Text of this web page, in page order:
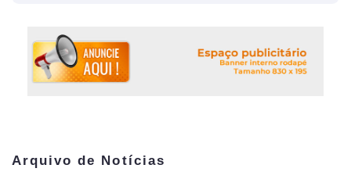
Arquivo de Notícias